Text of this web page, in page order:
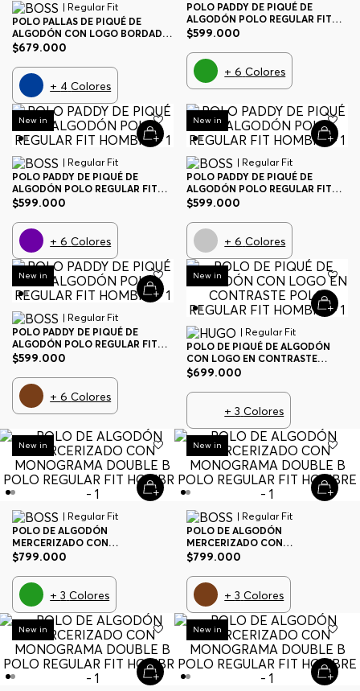
| Regular Fit
POLO PALLAS DE PIQUÉ DE
ALGODÓN CON LOGO BORDADO
POLO REGULAR FIT HOMBRE
$679.000
+ 4 Colores
POLO PADDY DE PIQUÉ DE
ALGODÓN POLO REGULAR FIT
HOMBRE
$599.000
+6 Colores
New in
| Regular Fit
POLO PADDY DE PIQUÉ DE
ALGODÓN POLO REGULAR FIT
HOMBRE
$599.000
+6 Colores
New in
| Regular Fit
POLO PADDY DE PIQUÉ DE
ALGODÓN POLO REGULAR FIT
HOMBRE
$599.000
+6 Colores
New in
| Regular Fit
POLO PADDY DE PIQUÉ DE
ALGODÓN POLO REGULAR FIT
HOMBRE
$599.000
+6 Colores
New in
| Regular Fit
POLO DE PIQUÉ DE ALGODÓN
CON LOGO EN CONTRASTE
POLO REGULAR FIT HOMBRE
$699.000
+3 Colores
New in
| Regular Fit
POLO DE ALGODÓN
MERCERIZADO CON
MONOGRAMA DOUBLE B POLO
$799.000
+3 Colores
New in
| Regular Fit
POLO DE ALGODÓN
MERCERIZADO CON
MONOGRAMA DOUBLE B POLO
$799.000
+3 Colores
New in New in